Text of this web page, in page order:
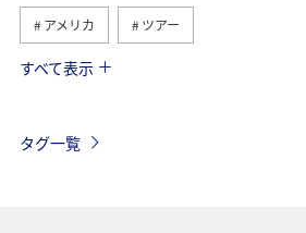
アメリカ ツアー
ANA釣り倶楽部
すべて表示
タグ一覧